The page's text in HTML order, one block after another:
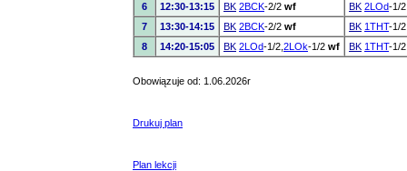
6
12:30-13:15 BK 2BCK-2/2 wf BK 2LOd-1/
7
13:30-14:15 BK 2BCK-2/2 wf BK 1THT-1/
8
14:20-15:05 BK 2LOd-1/2, 2LOk-1/2 wf BK 1THT-1/
Obowiązuje od: 1.06.2026r
Drukuj plan
Plan lekcji